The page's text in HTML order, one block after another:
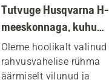
Tutvuge Husqvarna H-
meeskonnaga, kuhu
kuuluvad meie kõige
nõudlikumad kasutajad
Oleme hoolikalt valinud
rahvusvahelise rühma
äärmiselt vilunud ja